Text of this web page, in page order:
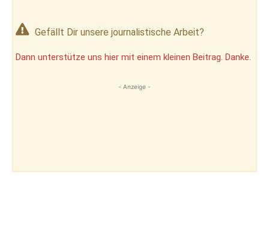
Gefällt Dir unsere journalistische Arbeit?
Dann unterstütze uns hier mit einem kleinen Beitrag. Danke.
- Anzeige -